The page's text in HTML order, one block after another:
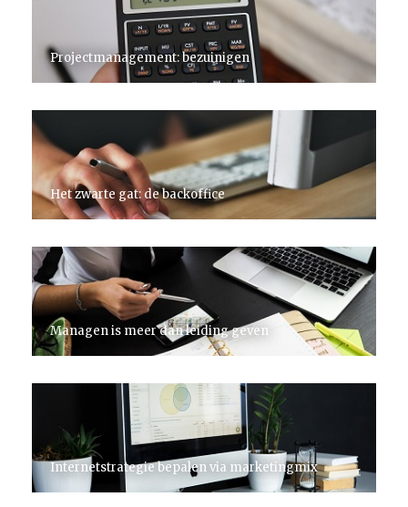
Projectmanagement: bezuinigen
Het zwarte gat: de backoffice
Managen is meer dan leiding geven
Internetstrategie bepalen via marketingmix